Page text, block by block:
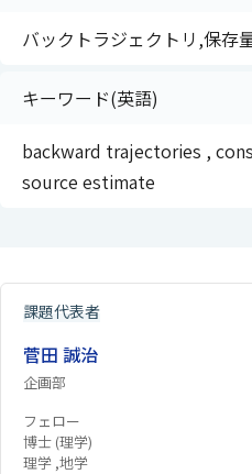
バックトラジェクトリ,保存
キーワード(英語)
backward trajectories ,
source estimate
課題代表者
菅田 誠治
企画部
フェロー
博士 (理学)
理学 ,地学